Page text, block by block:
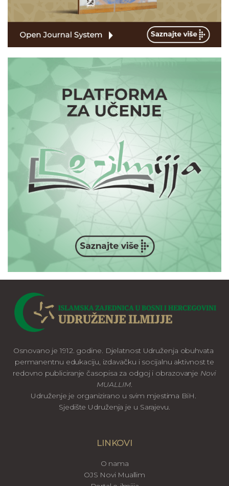
Osnovano je 1912. godine. Djelatnost Udruženja obuhvata
permanentnu edukaciju, izdavačku i socijalnu aktivnost te
redovno publiciranje časopisa za odgoj i obrazovanje Novi
MUALLIM.
Udruženje je organizirano u svim mjestima BiH.
Sjedište Udruženja je u Sarajevu.
LINKOVI
O nama
OJS Novi Muallim